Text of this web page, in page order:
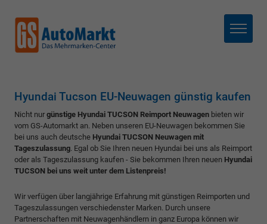
Menü
Hyundai Tucson EU-Neuwagen günstig kaufen
Nicht nur günstige Hyundai TUCSON Reimport Neuwagen bieten wir
vom GS-Automarkt an. Neben unseren EU-Neuwagen bekommen Sie
bei uns auch deutsche Hyundai TUCSON Neuwagen mit
Tageszulassung. Egal ob Sie Ihren neuen Hyundai bei uns als Reimport
oder als Tageszulassung kaufen - Sie bekommen Ihren neuen Hyundai
TUCSON bei uns weit unter dem Listenpreis!
Wir verfügen über langjährige Erfahrung mit günstigen Reimporten und
Tageszulassungen verschiedenster Marken. Durch unsere
Partnerschaften mit Neuwagenhändlern in ganz Europa können wir